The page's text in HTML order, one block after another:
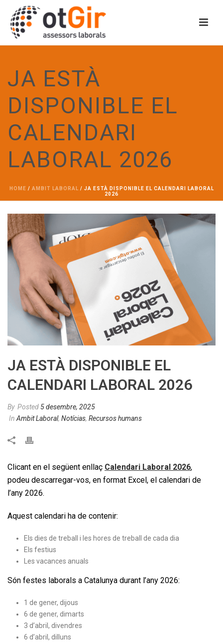
JA ESTÀ
DISPONIBLE EL
CALENDARI
LABORAL 2026
HOME / AMBIT LABORAL / JA ESTÀ DISPONIBLE EL CALENDARI LABORAL
2026
JA ESTÀ DISPONIBLE EL
CALENDARI LABORAL 2026
By Posted5 desembre, 2025
In Ambit Laboral, Notícias, Recursos humans
Clicant en el següent enllaç Calendari Laboral 2026,
podeu descarregar-vos, en format Excel, el calendari de
l’any 2026.
Aquest calendari ha de contenir:
Els dies de treball i les hores de treball de cada dia
Els festius
Les vacances anuals
Són festes laborals a Catalunya durant l’any 2026:
1 de gener, dijous
6 de gener, dimarts
3 d’abril, divendres
6 d’abril, dilluns